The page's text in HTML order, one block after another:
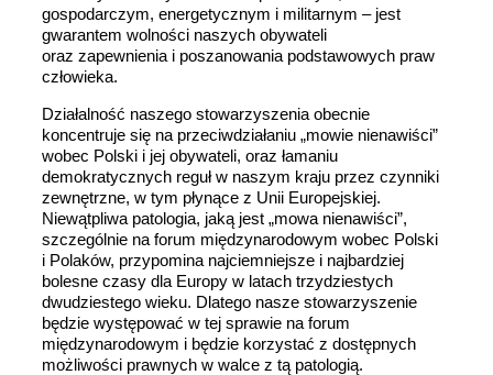
gospodarczym, energetycznym i militarnym – jest
gwarantem wolności naszych obywateli
oraz zapewnienia i poszanowania podstawowych praw
człowieka.
Działalność naszego stowarzyszenia obecnie
koncentruje się na przeciwdziałaniu „mowie nienawiści”
wobec Polski i jej obywateli, oraz łamaniu
demokratycznych reguł w naszym kraju przez czynniki
zewnętrzne, w tym płynące z Unii Europejskiej.
Niewątpliwa patologia, jaką jest „mowa nienawiści”,
szczególnie na forum międzynarodowym wobec Polski
i Polaków, przypomina najciemniejsze i najbardziej
bolesne czasy dla Europy w latach trzydziestych
dwudziestego wieku. Dlatego nasze stowarzyszenie
będzie występować w tej sprawie na forum
międzynarodowym i będzie korzystać z dostępnych
możliwości prawnych w walce z tą patologią.